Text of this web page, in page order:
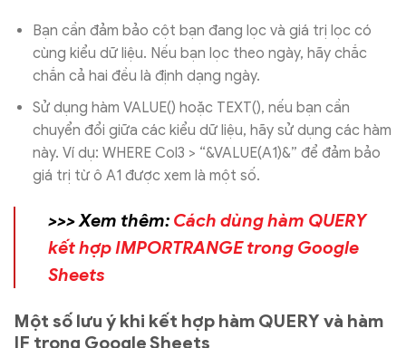
Bạn cần đảm bảo cột bạn đang lọc và giá trị lọc có
cùng kiểu dữ liệu. Nếu bạn lọc theo ngày, hãy chắc
chắn cả hai đều là định dạng ngày.
Sử dụng hàm VALUE() hoặc TEXT(), nếu bạn cần
chuyển đổi giữa các kiểu dữ liệu, hãy sử dụng các hàm
này. Ví dụ: WHERE Col3 > “&VALUE(A1)&” để đảm bảo
giá trị từ ô A1 được xem là một số.
>>> Xem thêm: Cách dùng hàm QUERY
kết hợp IMPORTRANGE trong Google
Sheets
Một số lưu ý khi kết hợp hàm QUERY và hàm
IF trong Google Sheets